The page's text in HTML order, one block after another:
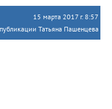
15 марта 2017 г. 8:57
Татьяна Пашенцева